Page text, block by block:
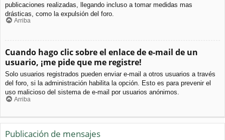
publicaciones realizadas, llegando incluso a tomar medidas mas
drásticas, como la expulsión del foro.
Arriba
Cuando hago clic sobre el enlace de e-mail de un
usuario, ¡me pide que me registre!
Solo usuarios registrados pueden enviar e-mail a otros usuarios a través
del foro, si la administración habilita la opción. Esto es para prevenir el
uso malicioso del sistema de e-mail por usuarios anónimos.
Arriba
Publicación de mensajes